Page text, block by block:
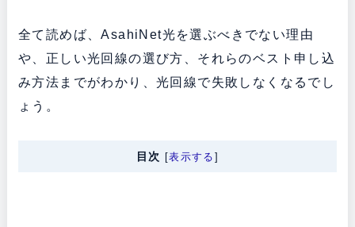
全て読めば、AsahiNet光を選ぶべきでない理由
や、正しい光回線の選び方、それらのベスト申し込
み方法までがわかり、光回線で失敗しなくなるでし
ょう。
目次 [表示する